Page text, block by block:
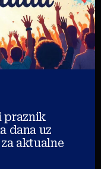
praznik
dana uz
aktualne